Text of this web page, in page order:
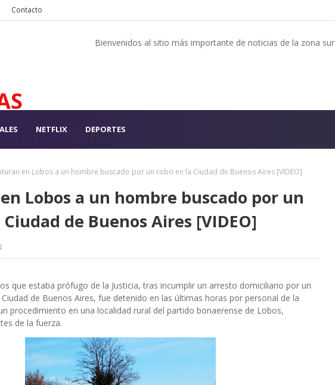
Contacto
Bienvenidos al sitio más importante de noticias de la zona sur
NETFLIX DEPORTES
en Lobos a un hombre buscado por un robo en la Ciudad de Buenos Aires [VIDEO]
Lobos a un hombre buscado por un
de Buenos Aires [VIDEO]
que estaba prófugo de la Justicia, tras incumplir un arresto domiciliario por un
de Buenos Aires, fue detenido en las últimas horas por personal de la
procedimiento en una localidad rural del partido bonaerense de Lobos,
de la fuerza.